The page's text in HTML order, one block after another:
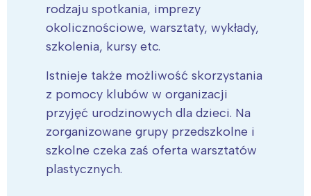
rodzaju spotkania, imprezy
okolicznościowe, warsztaty, wykłady,
szkolenia, kursy etc.
Istnieje także możliwość skorzystania
z pomocy klubów w organizacji
przyjęć urodzinowych dla dzieci. Na
zorganizowane grupy przedszkolne i
szkolne czeka zaś oferta warsztatów
plastycznych.